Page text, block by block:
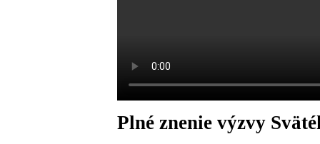
Plné znenie výzvy